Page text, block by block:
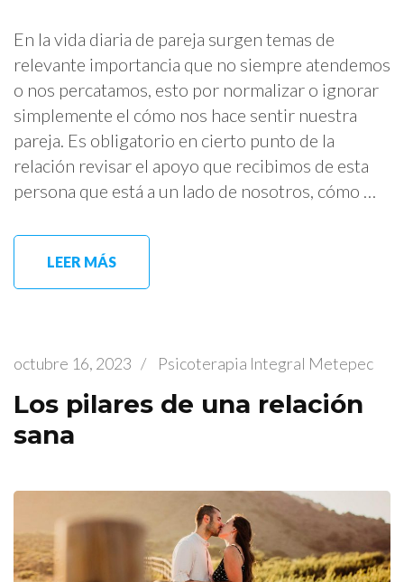
En la vida diaria de pareja surgen temas de
relevante importancia que no siempre atendemos
o nos percatamos, esto por normalizar o ignorar
simplemente el cómo nos hace sentir nuestra
pareja. Es obligatorio en cierto punto de la
relación revisar el apoyo que recibimos de esta
persona que está a un lado de nosotros, cómo …
LEER MÁS
octubre 16, 2023 / Psicoterapia Integral Metepec
Los pilares de una relación
sana